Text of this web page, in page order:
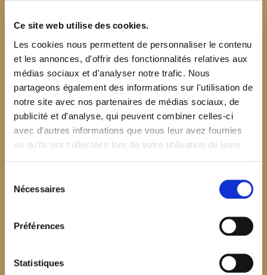
Ce site web utilise des cookies.
Les cookies nous permettent de personnaliser le contenu
et les annonces, d'offrir des fonctionnalités relatives aux
médias sociaux et d'analyser notre trafic. Nous
partageons également des informations sur l'utilisation de
notre site avec nos partenaires de médias sociaux, de
publicité et d'analyse, qui peuvent combiner celles-ci
avec d'autres informations que vous leur avez fournies
ou qu'ils ont collectées lors de votre utilisation de leurs
Nécessaires
Préférences
Statistiques